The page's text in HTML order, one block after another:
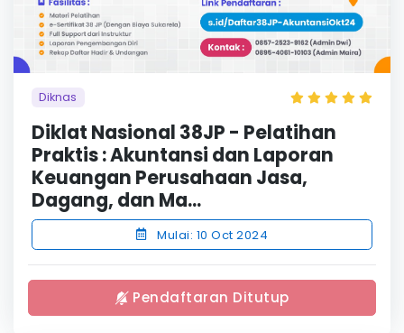
Diknas
Diklat Nasional 38JP - Pelatihan
Praktis : Akuntansi dan Laporan
Keuangan Perusahaan Jasa,
Dagang, dan Ma...
Mulai: 10 Oct 2024
Pendaftaran Ditutup